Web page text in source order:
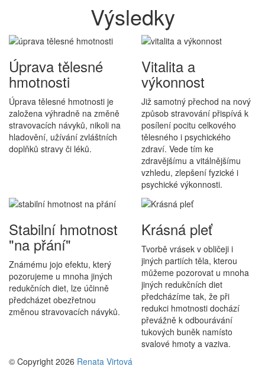
Výsledky
Úprava tělesné
hmotnosti
Úprava tělesné hmotnosti je
založena výhradně na změně
stravovacích návyků, nikoli na
hladovění, užívání zvláštních
doplňků stravy či léků.
Vitalita a
výkonnost
Již samotný přechod na nový
způsob stravování přispívá k
posílení pocitu celkového
tělesného i psychického
zdraví. Vede tím ke
zdravějšímu a vitálnějšímu
vzhledu, zlepšení fyzické i
psychické výkonnosti.
Stabilní hmotnost
"na přání"
Známému jojo efektu, který
pozorujeme u mnoha jiných
redukčních diet, lze účinně
předcházet obezřetnou
změnou stravovacích návyků.
Krásná pleť
Tvorbě vrásek v obličeji i
jiných partiích těla, kterou
můžeme pozorovat u mnoha
jiných redukčních diet
předcházíme tak, že při
redukci hmotnosti dochází
převážně k odbourávání
tukových buněk namísto
svalové hmoty a vaziva.
© Copyright 2026 Renata Virtová